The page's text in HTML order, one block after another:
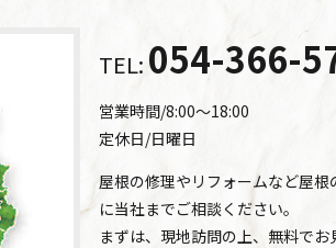
TEL: 054-366-
営業時間/8:00～18:00
定休日/日曜日
屋根の修理やリフォームなど屋
に当社までご相談ください。
まずは、現地訪問の上、無料で